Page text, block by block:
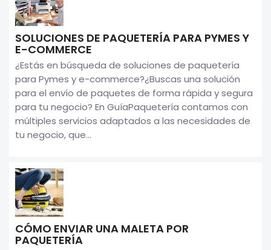
SOLUCIONES DE PAQUETERÍA PARA PYMES Y
E-COMMERCE
¿Estás en búsqueda de soluciones de paquetería
para Pymes y e-commerce?¿Buscas una solución
para el envío de paquetes de forma rápida y segura
para tu negocio? En GuíaPaquetería contamos con
múltiples servicios adaptados a las necesidades de
tu negocio, que...
CÓMO ENVIAR UNA MALETA POR
PAQUETERÍA